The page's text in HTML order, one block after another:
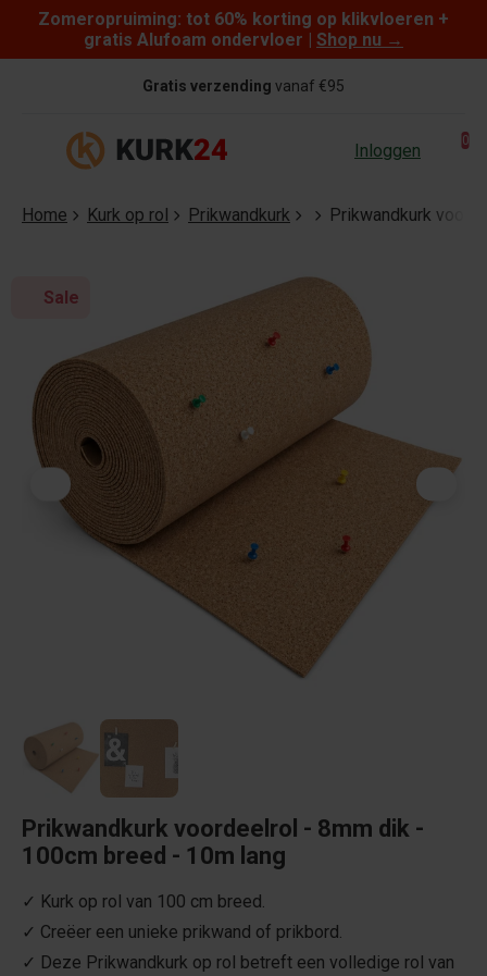
Skip to content
Zomeropruiming: tot 60% korting op klikvloeren +
gratis Alufoam ondervloer | Shop nu →
Gratis verzending vanaf €95
Inloggen 0
Home Kurk op rol Prikwandkurk Prikwandkurk
Sale
Prikwandkurk voordeelrol - 8mm dik -
100cm breed - 10m lang
✓ Kurk op rol van 100 cm breed.
✓ Creëer een unieke prikwand of prikbord.
✓ Deze Prikwandkurk op rol betreft een volledige rol van